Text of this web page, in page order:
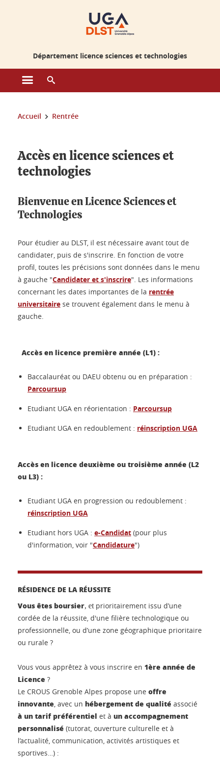
Département licence sciences et technologies
Ouvrir le menu principal
Vous êtes ici :
Accueil Rentrée
Accès en licence sciences et
technologies
Bienvenue en Licence Sciences et
Technologies
Pour étudier au DLST, il est nécessaire avant tout de
candidater, puis de s'inscrire. En fonction de votre
profil, toutes les précisions sont données dans le menu
à gauche "Candidater et s'inscrire". Les informations
concernant les dates importantes de la rentrée
universitaire se trouvent également dans le menu à
gauche.
Accès en licence première année (L1) :
Baccalauréat ou DAEU obtenu ou en préparation :
Parcoursup
Etudiant UGA en réorientation : Parcoursup
Etudiant UGA en redoublement : réinscription UGA
Accès en licence deuxième ou troisième année (L2
ou L3) :
Etudiant UGA en progression ou redoublement :
réinscription UGA
Etudiant hors UGA : e-Candidat (pour plus
d'information, voir "Candidature")
RÉSIDENCE DE LA RÉUSSITE
Vous êtes boursier, et prioritairement issu d’une
cordée de la réussite, d'une filière technologique ou
professionnelle, ou d’une zone géographique prioritaire
ou rurale ?
Vous vous apprêtez à vous inscrire en 1ère année de
Licence ?
Le CROUS Grenoble Alpes propose une offre
innovante, avec un hébergement de qualité associé
à un tarif préférentiel et à un accompagnement
personnalisé (tutorat, ouverture culturelle et à
l’actualité, communication, activités artistiques et
sportives…) :